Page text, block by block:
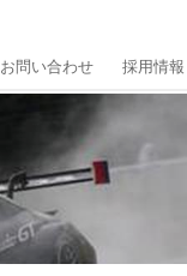
お問い合わせ 採用情報